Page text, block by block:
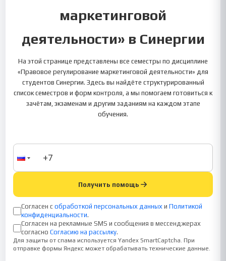
маркетинговой
деятельности» в Синергии
На этой странице представлены все семестры по дисциплине
«Правовое регулирование маркетинговой деятельности» для
студентов Синергии. Здесь вы найдёте структурированный
список семестров и форм контроля, а мы помогаем готовиться к
зачётам, экзаменам и другим заданиям на каждом этапе
обучения.
Получить помощь
Согласен с обработкой персональных данных и Политикой
конфиденциальности.
Согласен на рекламные SMS и сообщения в мессенджерах
согласно Согласию на рассылку.
Для защиты от спама используется Yandex SmartCaptcha. При
отправке формы Яндекс может обрабатывать технические данные.